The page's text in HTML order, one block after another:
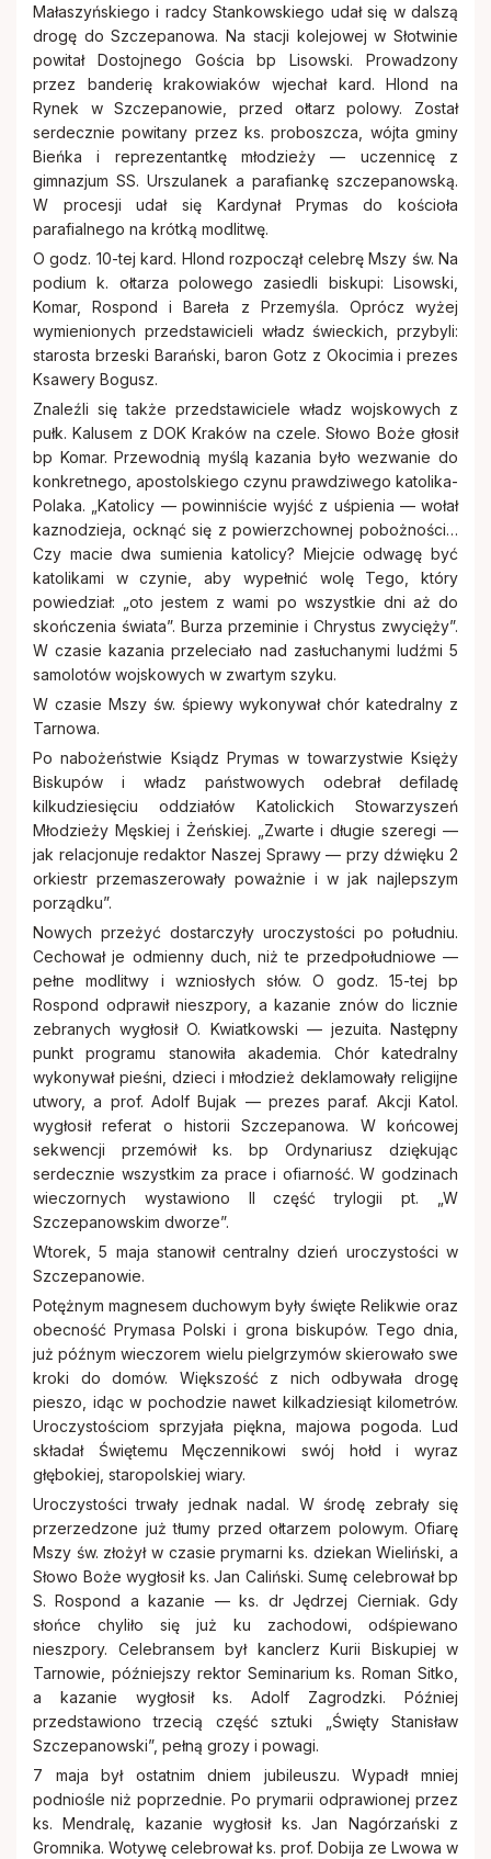
Małaszyńskiego i radcy Stankowskiego udał się w dalszą
drogę do Szczepanowa. Na stacji kolejowej w Słotwinie
powitał Dostojnego Gościa bp Lisowski. Prowadzony
przez banderię krakowiaków wjechał kard. Hlond na
Rynek w Szczepanowie, przed ołtarz polowy. Został
serdecznie powitany przez ks. proboszcza, wójta gminy
Bieńka i reprezentantkę młodzieży — uczennicę z
gimnazjum SS. Urszulanek a parafiankę szczepanowską.
W procesji udał się Kardynał Prymas do kościoła
parafialnego na krótką modlitwę.
O godz. 10-tej kard. Hlond rozpoczął celebrę Mszy św. Na
podium k. ołtarza polowego zasiedli biskupi: Lisowski,
Komar, Rospond i Bareła z Przemyśla. Oprócz wyżej
wymienionych przedstawicieli władz świeckich, przybyli:
starosta brzeski Barański, baron Gotz z Okocimia i prezes
Ksawery Bogusz.
Znaleźli się także przedstawiciele władz wojskowych z
pułk. Kalusem z DOK Kraków na czele. Słowo Boże głosił
bp Komar. Przewodnią myślą kazania było wezwanie do
konkretnego, apostolskiego czynu prawdziwego katolika-
Polaka. „Katolicy — powinniście wyjść z uśpienia — wołał
kaznodzieja, ocknąć się z powierzchownej pobożności…
Czy macie dwa sumienia katolicy? Miejcie odwagę być
katolikami w czynie, aby wypełnić wolę Tego, który
powiedział: „oto jestem z wami po wszystkie dni aż do
skończenia świata”. Burza przeminie i Chrystus zwycięży”.
W czasie kazania przeleciało nad zasłuchanymi ludźmi 5
samolotów wojskowych w zwartym szyku.
W czasie Mszy św. śpiewy wykonywał chór katedralny z
Tarnowa.
Po nabożeństwie Ksiądz Prymas w towarzystwie Księży
Biskupów i władz państwowych odebrał defiladę
kilkudziesięciu oddziałów Katolickich Stowarzyszeń
Młodzieży Męskiej i Żeńskiej. „Zwarte i długie szeregi —
jak relacjonuje redaktor Naszej Sprawy — przy dźwięku 2
orkiestr przemaszerowały poważnie i w jak najlepszym
porządku”.
Nowych przeżyć dostarczyły uroczystości po południu.
Cechował je odmienny duch, niż te przedpołudniowe —
pełne modlitwy i wzniosłych słów. O godz. 15-tej bp
Rospond odprawił nieszpory, a kazanie znów do licznie
zebranych wygłosił O. Kwiatkowski — jezuita. Następny
punkt programu stanowiła akademia. Chór katedralny
wykonywał pieśni, dzieci i młodzież deklamowały religijne
utwory, a prof. Adolf Bujak — prezes paraf. Akcji Katol.
wygłosił referat o historii Szczepanowa. W końcowej
sekwencji przemówił ks. bp Ordynariusz dziękując
serdecznie wszystkim za prace i ofiarność. W godzinach
wieczornych wystawiono II część trylogii pt. „W
Szczepanowskim dworze”.
Wtorek, 5 maja stanowił centralny dzień uroczystości w
Szczepanowie.
Potężnym magnesem duchowym były święte Relikwie oraz
obecność Prymasa Polski i grona biskupów. Tego dnia,
już późnym wieczorem wielu pielgrzymów skierowało swe
kroki do domów. Większość z nich odbywała drogę
pieszo, idąc w pochodzie nawet kilkadziesiąt kilometrów.
Uroczystościom sprzyjała piękna, majowa pogoda. Lud
składał Świętemu Męczennikowi swój hołd i wyraz
głębokiej, staropolskiej wiary.
Uroczystości trwały jednak nadal. W środę zebrały się
przerzedzone już tłumy przed ołtarzem polowym. Ofiarę
Mszy św. złożył w czasie prymarni ks. dziekan Wieliński, a
Słowo Boże wygłosił ks. Jan Caliński. Sumę celebrował bp
S. Rospond a kazanie — ks. dr Jędrzej Cierniak. Gdy
słońce chyliło się już ku zachodowi, odśpiewano
nieszpory. Celebransem był kanclerz Kurii Biskupiej w
Tarnowie, późniejszy rektor Seminarium ks. Roman Sitko,
a kazanie wygłosił ks. Adolf Zagrodzki. Później
przedstawiono trzecią część sztuki „Święty Stanisław
Szczepanowski”, pełną grozy i powagi.
7 maja był ostatnim dniem jubileuszu. Wypadł mniej
podniośle niż poprzednie. Po prymarii odprawionej przez
ks. Mendralę, kazanie wygłosił ks. Jan Nagórzański z
Gromnika. Wotywę celebrował ks. prof. Dobija ze Lwowa w